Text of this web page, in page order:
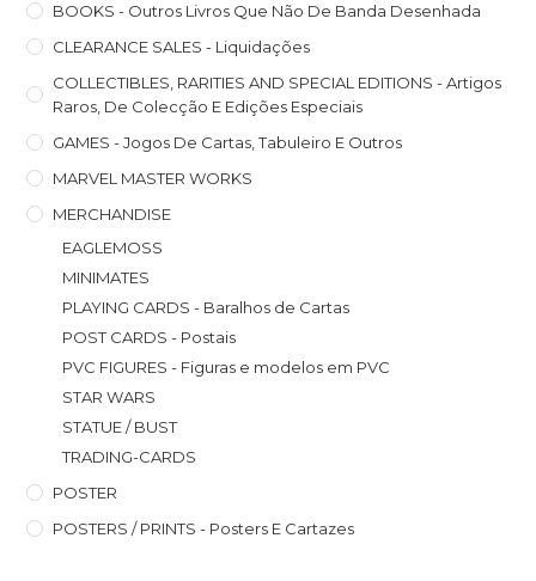
BOOKS - Outros Livros Que Não De Banda Desenhada
CLEARANCE SALES - Liquidações
COLLECTIBLES, RARITIES AND SPECIAL EDITIONS - Artigos
Raros, De Colecção E Edições Especiais
GAMES - Jogos De Cartas, Tabuleiro E Outros
MARVEL MASTER WORKS
MERCHANDISE
EAGLEMOSS
MINIMATES
PLAYING CARDS - Baralhos de Cartas
POST CARDS - Postais
PVC FIGURES - Figuras e modelos em PVC
STAR WARS
STATUE / BUST
TRADING-CARDS
POSTER
POSTERS / PRINTS - Posters E Cartazes